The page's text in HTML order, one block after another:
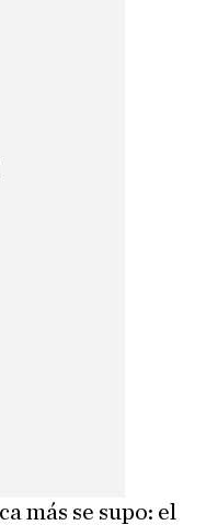
más se supo: el